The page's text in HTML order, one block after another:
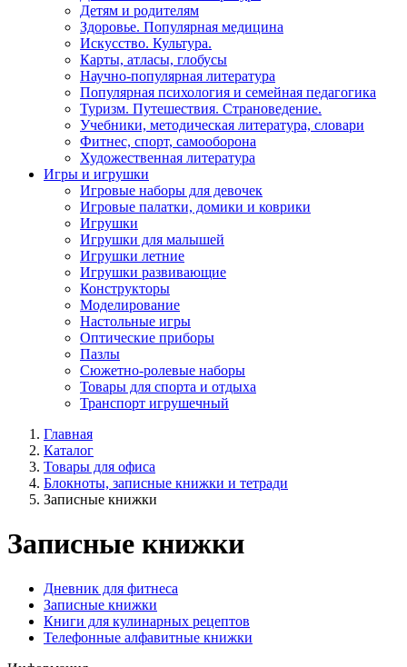
Детям и родителям
Здоровье. Популярная медицина
Искусство. Культура.
Карты, атласы, глобусы
Научно-популярная литература
Популярная психология и семейная педагогика
Туризм. Путешествия. Страноведение.
Учебники, методическая литература, словари
Фитнес, спорт, самооборона
Художественная литература
Игры и игрушки
Игровые наборы для девочек
Игровые палатки, домики и коврики
Игрушки
Игрушки для малышей
Игрушки летние
Игрушки развивающие
Конструкторы
Моделирование
Настольные игры
Оптические приборы
Пазлы
Сюжетно-ролевые наборы
Товары для спорта и отдыха
Транспорт игрушечный
Главная
Каталог
Товары для офиса
Блокноты, записные книжки и тетради
Записные книжки
Записные книжки
Дневник для фитнеса
Записные книжки
Книги для кулинарных рецептов
Телефонные алфавитные книжки